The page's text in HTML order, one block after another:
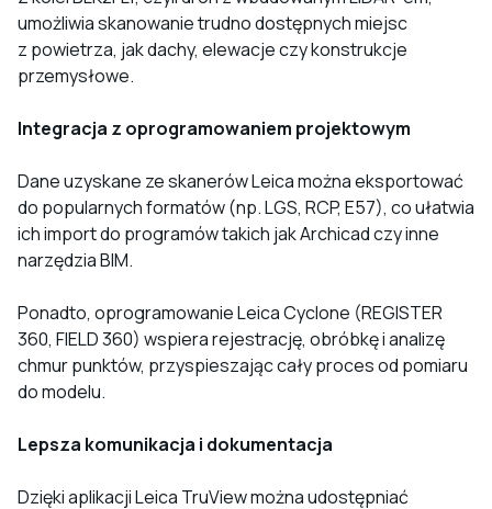
umożliwia skanowanie trudno dostępnych miejsc
z powietrza, jak dachy, elewacje czy konstrukcje
przemysłowe.
Integracja z oprogramowaniem projektowym
Dane uzyskane ze skanerów Leica można eksportować
do popularnych formatów (np. LGS, RCP, E57), co ułatwia
ich import do programów takich jak Archicad czy inne
narzędzia BIM.
Ponadto, oprogramowanie Leica Cyclone (REGISTER
360, FIELD 360) wspiera rejestrację, obróbkę i analizę
chmur punktów, przyspieszając cały proces od pomiaru
do modelu.
Lepsza komunikacja i dokumentacja
Dzięki aplikacji Leica TruView można udostępniać